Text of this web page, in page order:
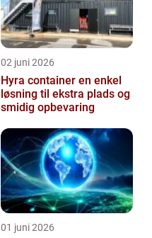
02 juni 2026
Hyra container en enkel
løsning til ekstra plads og
smidig opbevaring
01 juni 2026